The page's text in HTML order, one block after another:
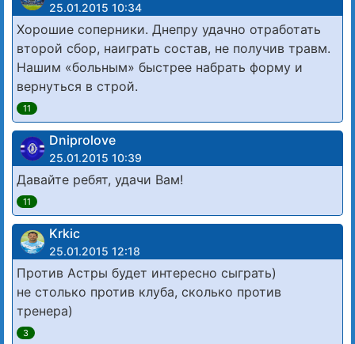
25.01.2015 10:34
Хорошие соперники. Днепру удачно отработать
второй сбор, наиграть состав, не получив травм.
Нашим «больным» быстрее набрать форму и
вернуться в строй.
11
Dniprolove
25.01.2015 10:39
Давайте ребят, удачи Вам!
11
Krkic
25.01.2015 12:18
Против Астры будет интересно сыграть)
не столько против клуба, сколько против
тренера)
3